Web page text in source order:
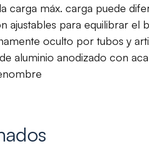
carga máx. carga puede
ajustables para equilibrar
oculto por tubos y
aluminio anodizado con